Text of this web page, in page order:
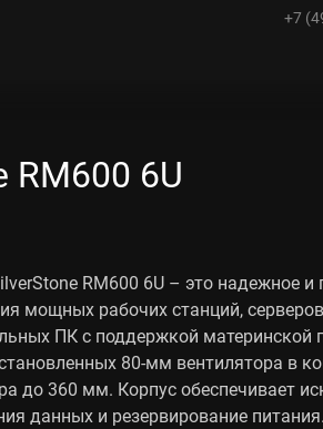
+7
RM600 6U
RM600 6U – это надежное и
мощных рабочих станций,
ПК c поддержкой материнской
80-мм вентилятора в
до 360 мм. Корпус обеспечивает
данных и резервирование питания.